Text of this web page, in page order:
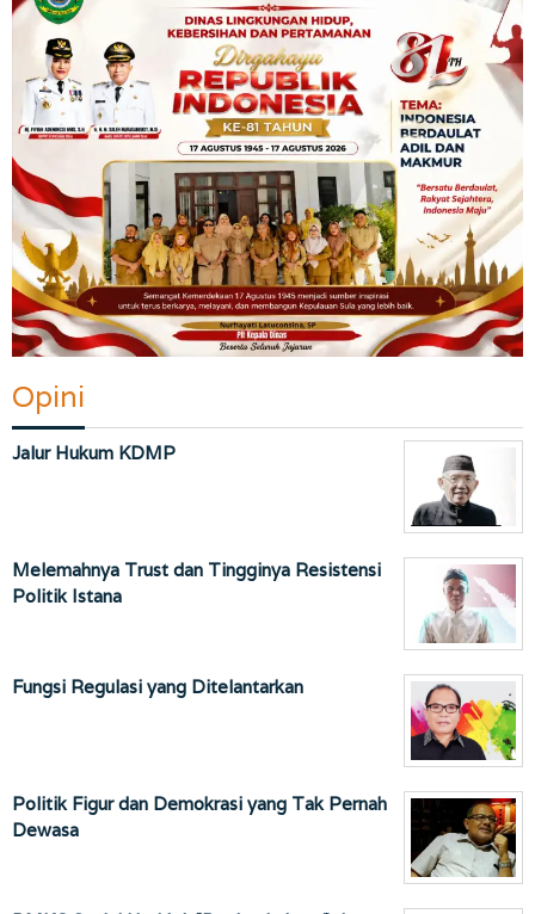
Opini
Jalur Hukum KDMP
Melemahnya Trust dan Tingginya Resistensi
Politik Istana
Fungsi Regulasi yang Ditelantarkan
Politik Figur dan Demokrasi yang Tak Pernah
Dewasa